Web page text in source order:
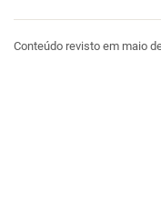
Conteúdo revisto em maio